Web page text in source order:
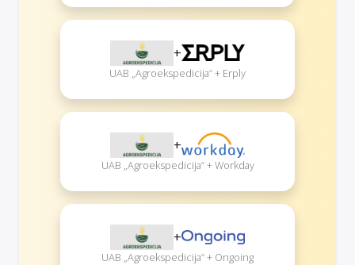
+
UAB „Agroekspedicija“ + Erply
+
UAB „Agroekspedicija“ + Workday
+
UAB „Agroekspedicija“ + Ongoing